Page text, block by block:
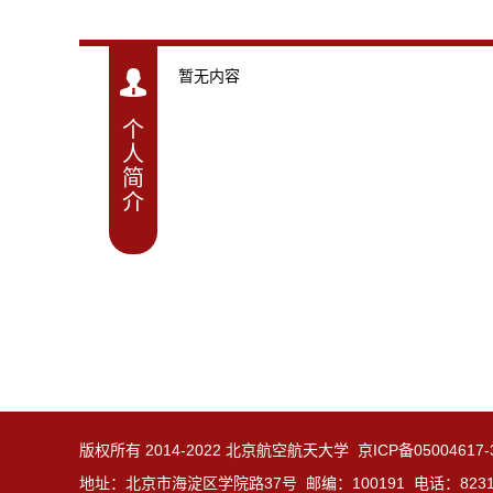
个
人
简
介
暂无内容
版权所有 2014-2022 北京航空航天大学 京ICP备
地址：北京市海淀区学院路37号 邮编：100191 电话：